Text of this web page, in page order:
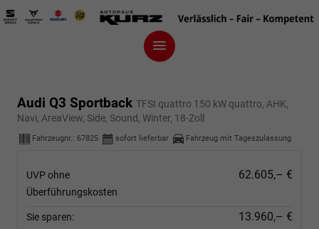
Audi Q3 Sportback TFSI quattro 150 kW quattro, AHK,
Navi, AreaView, Side, Sound, Winter, 18-Zoll
Fahrzeugnr.: 67825 sofort lieferbar Fahrzeug mit Tageszulassung
UVP ohne
Überführungskosten
62.605,– €
Sie sparen:
13.960,– €